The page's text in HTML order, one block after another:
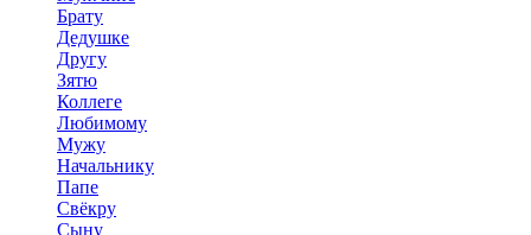
Брату
Дедушке
Другу
Зятю
Коллеге
Любимому
Мужу
Начальнику
Папе
Свёкру
Сыну